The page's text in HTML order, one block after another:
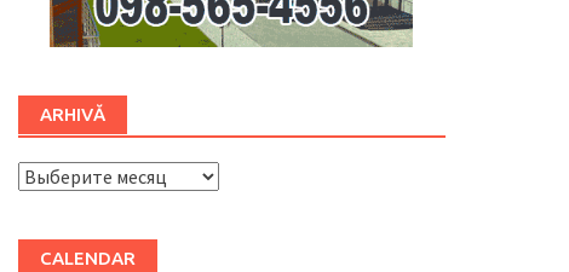
ARHIVĂ
ARHIVĂ
CALENDAR